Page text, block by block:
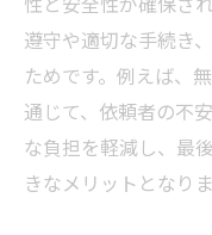
遵守や適切な手続き
ためです。例えば、
通じて、依頼者の不
な負担を軽減し、最
きなメリットとなりま